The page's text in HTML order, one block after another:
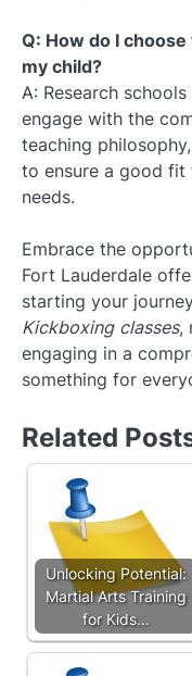
Q: How do I
my child?
A: Research
engage with the
teaching
to ensure a good fit
needs.
Embrace the
Fort Lauderdale
starting your
Kickboxing classes,
engaging in a
something for
Related
Unlocking Potential:
Martial Arts Training
for Kids…